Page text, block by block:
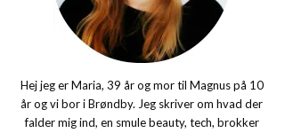
Hej jeg er Maria, 39 år og mor til Magnus på 10
år og vi bor i Brøndby. Jeg skriver om hvad der
falder mig ind, en smule beauty, tech, brokker